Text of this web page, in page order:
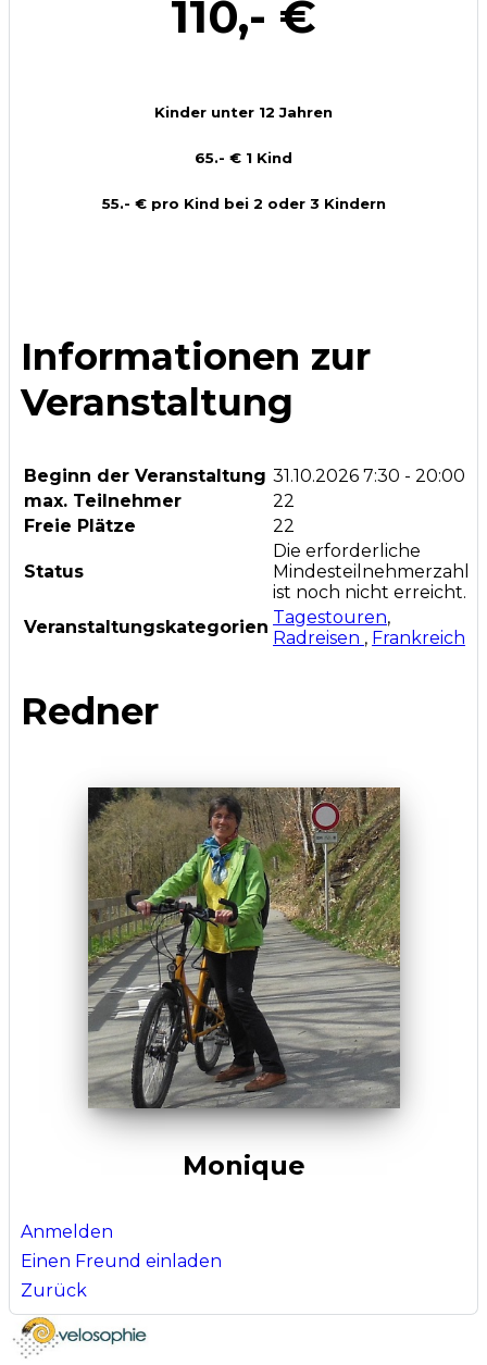
110,- €
Kinder unter 12 Jahren
65.- € 1 Kind
55.- € pro Kind bei 2 oder 3 Kindern
Informationen zur
Veranstaltung
Beginn der Veranstaltung 31.10.2026 7:30 - 20:00
max. Teilnehmer
22
Freie Plätze
22
Status
Die erforderliche
Mindesteilnehmerzahl
ist noch nicht erreicht.
Veranstaltungskategorien Tagestouren,
Radreisen , Frankreich
Redner
Monique
Anmelden
Einen Freund einladen
Zurück